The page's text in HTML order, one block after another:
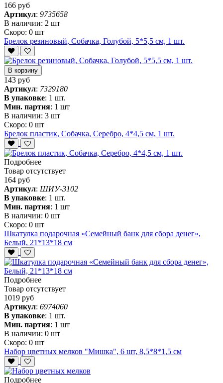
166 руб
Артикул: 9735658
В наличии: 2 шт
Скоро: 0 шт
Брелок резиновый, Собачка, Голубой, 5*5,5 см, 1 шт.
В корзину
143 руб
Артикул: 7329180
В упаковке: 1 шт.
Мин. партия: 1 шт
В наличии: 3 шт
Скоро: 0 шт
Брелок пластик, Собачка, Серебро, 4*4,5 см, 1 шт.
Подробнее
Товар отсутствует
164 руб
Артикул: ШИУ-3102
В упаковке: 1 шт.
Мин. партия: 1 шт
В наличии: 0 шт
Скоро: 0 шт
Шкатулка подарочная «Семейный банк для сбора денег»,
Белый, 21*13*18 см
Подробнее
Товар отсутствует
1019 руб
Артикул: 6974060
В упаковке: 1 шт.
Мин. партия: 1 шт
В наличии: 0 шт
Скоро: 0 шт
Набор цветных мелков "Мишка", 6 шт, 8,5*8*1,5 см
Подробнее